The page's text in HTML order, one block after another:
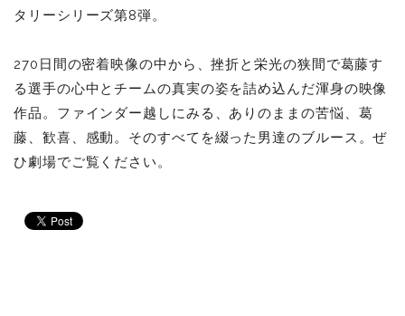
タリーシリーズ第8弾。
270日間の密着映像の中から、挫折と栄光の狭間で葛藤す
る選手の心中とチームの真実の姿を詰め込んだ渾身の映像
作品。ファインダー越しにみる、ありのままの苦悩、葛
藤、歓喜、感動。そのすべてを綴った男達のブルース。ぜ
ひ劇場でご覧ください。